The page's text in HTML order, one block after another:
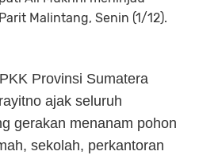
Malintang, Senin (1/12).
Provinsi Sumatera
ajak seluruh
gerakan menanam pohon
sekolah, perkantoran